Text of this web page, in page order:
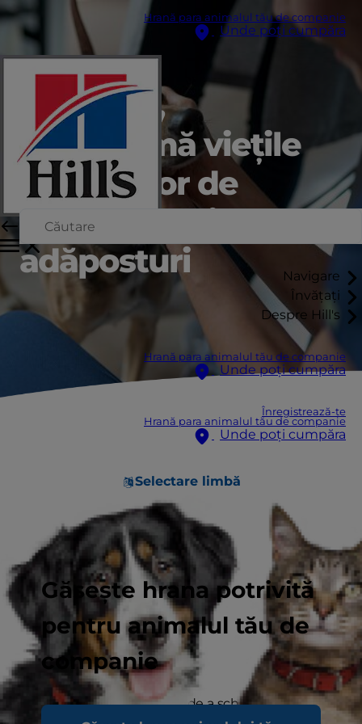
Hrană para animalul tău de companie
Unde poți cumpăra
Navigare
Învățați
Despre Hill's
Hrană para animalul tău de companie
Unde poți cumpăra
Înregistrează-te
Hrană para animalul tău de companie
Unde poți cumpăra
Selectare limbă
Găsește hrana potrivită
pentru animalul tău de
companie
În aprilie,
transformă viețile
animalelor de
companie din
adăposturi
Ne-am asumat misiunea de a schimba viețile